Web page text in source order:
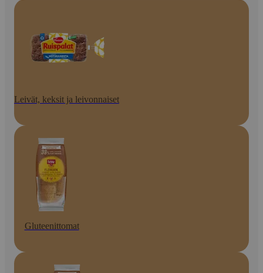
Leivät, keksit ja leivonnaiset
Gluteenittomat